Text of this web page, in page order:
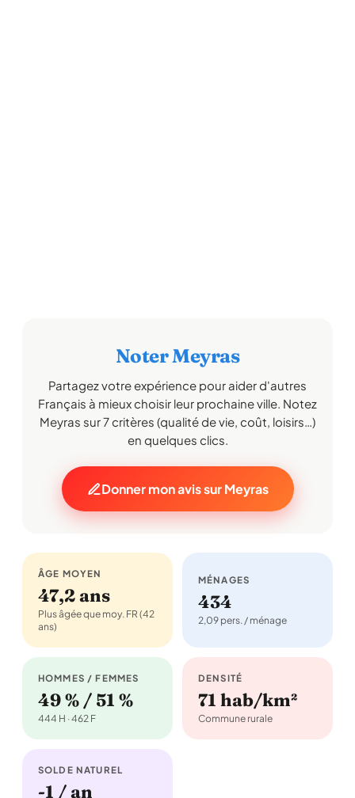
Noter Meyras
Partagez votre expérience pour aider d'autres
Français à mieux choisir leur prochaine ville. Notez
Meyras sur 7 critères (qualité de vie, coût, loisirs…)
en quelques clics.
Donner mon avis sur Meyras
ÂGE MOYEN
47,2 ans
Plus âgée que moy. FR (42
ans)
MÉNAGES
434
2,09 pers. / ménage
HOMMES / FEMMES
49 % / 51 %
444 H · 462 F
DENSITÉ
71 hab/km²
Commune rurale
SOLDE NATUREL
-1 / an